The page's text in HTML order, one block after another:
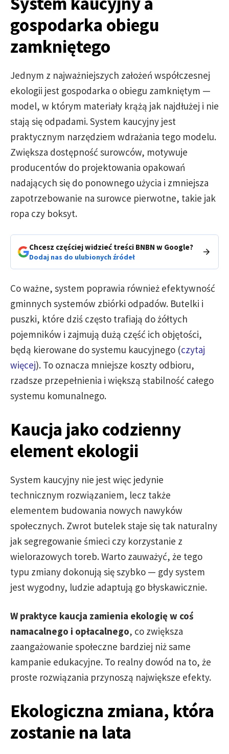
gospodarka obiegu
zamkniętego
Jednym z najważniejszych założeń współczesnej
ekologii jest gospodarka o obiegu zamkniętym —
model, w którym materiały krążą jak najdłużej i nie
stają się odpadami. System kaucyjny jest
praktycznym narzędziem wdrażania tego modelu.
Zwiększa dostępność surowców, motywuje
producentów do projektowania opakowań
nadających się do ponownego użycia i zmniejsza
zapotrzebowanie na surowce pierwotne, takie jak
ropa czy boksyt.
Chcesz częściej widzieć treści BNBN w Google?
Dodaj nas do ulubionych źródeł
Co ważne, system poprawia również efektywność
gminnych systemów zbiórki odpadów. Butelki i
puszki, które dziś często trafiają do żółtych
pojemników i zajmują dużą część ich objętości,
będą kierowane do systemu kaucyjnego (czytaj
więcej). To oznacza mniejsze koszty odbioru,
rzadsze przepełnienia i większą stabilność całego
systemu komunalnego.
Kaucja jako codzienny
element ekologii
System kaucyjny nie jest więc jedynie
technicznym rozwiązaniem, lecz także
elementem budowania nowych nawyków
społecznych. Zwrot butelek staje się tak naturalny
jak segregowanie śmieci czy korzystanie z
wielorazowych toreb. Warto zauważyć, że tego
typu zmiany dokonują się szybko — gdy system
jest wygodny, ludzie adaptują go błyskawicznie.
W praktyce kaucja zamienia ekologię w coś
namacalnego i opłacalnego, co zwiększa
zaangażowanie społeczne bardziej niż same
kampanie edukacyjne. To realny dowód na to, że
proste rozwiązania przynoszą największe efekty.
Ekologiczna zmiana, która
zostanie na lata